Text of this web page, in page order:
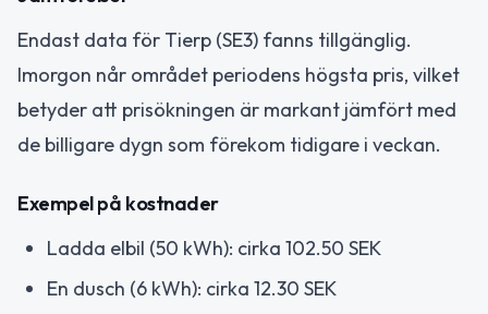
Endast data för Tierp (SE3) fanns tillgänglig.
Imorgon når området periodens högsta pris, vilket
betyder att prisökningen är markant jämfört med
de billigare dygn som förekom tidigare i veckan.
Exempel på kostnader
Ladda elbil (50 kWh): cirka 102.50 SEK
En dusch (6 kWh): cirka 12.30 SEK